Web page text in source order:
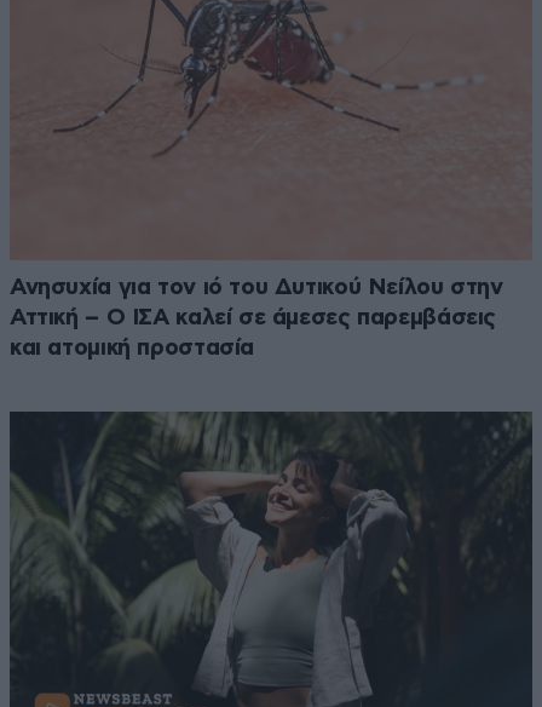
Ανησυχία για τον ιό του Δυτικού Νείλου στην
Αττική – Ο ΙΣΑ καλεί σε άμεσες παρεμβάσεις
και ατομική προστασία